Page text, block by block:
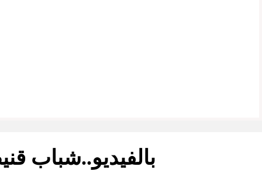
بالفيديو..شباب